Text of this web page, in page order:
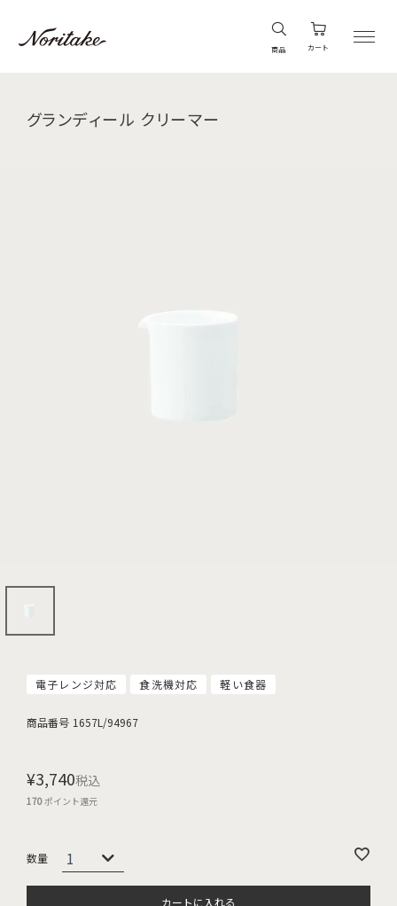
商品 カート
グランディール クリーマー
電子レンジ対応 食洗機対応 軽い食器
商品番号 1657L/94967
¥3,740税込
170ポイント還元
カートに入れる